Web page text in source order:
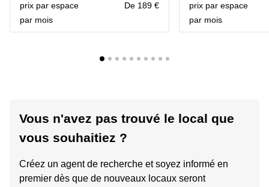
prix par espace
par mois
De 189 €
prix par espace
par mois
Vous n'avez pas trouvé le local que
vous souhaitiez ?
Créez un agent de recherche et soyez informé en
premier dès que de nouveaux locaux seront